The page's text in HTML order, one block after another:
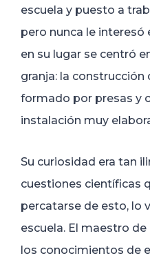
escuela y puesto a
pero nunca le interesó
en su lugar se centró
granja: la
formado por presas y
instalación muy
Su curiosidad era tan
cuestiones científicas
percatarse de esto, lo
escuela. El maestro
los conocimientos de